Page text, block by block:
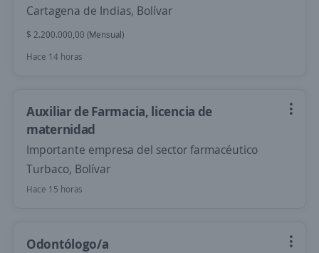
Cartagena de Indias, Bolívar
$ 2.200.000,00 (Mensual)
Hace 14 horas
Auxiliar de Farmacia, licencia de
maternidad
Importante empresa del sector farmacéutico
Turbaco, Bolívar
Hace 15 horas
Odontólogo/a